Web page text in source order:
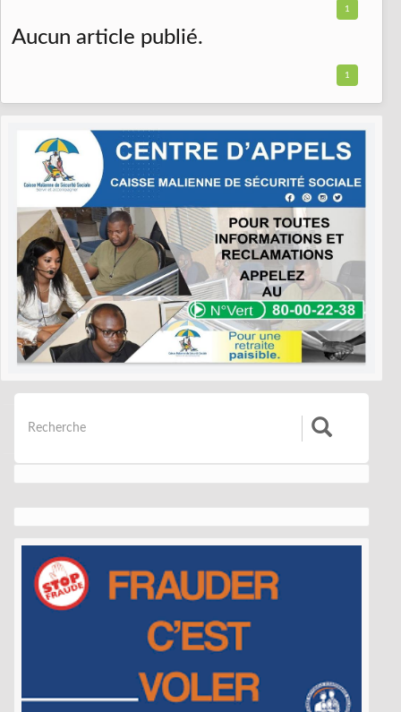
1
Aucun article publié.
1